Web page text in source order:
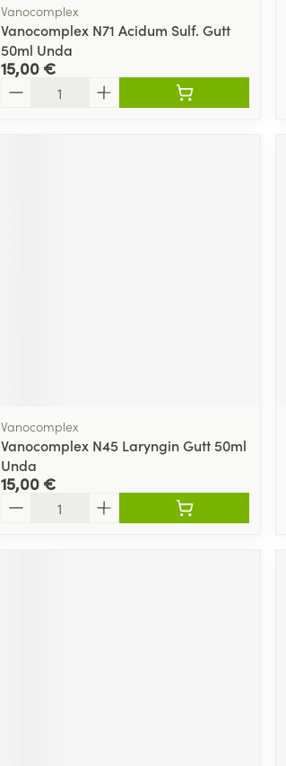
Vanocomplex
Vanocomplex N71 Acidum Sulf. Gutt
50ml Unda
15,00 €
Vanocomplex
Vanocomplex N45 Laryngin Gutt 50ml
Unda
15,00 €